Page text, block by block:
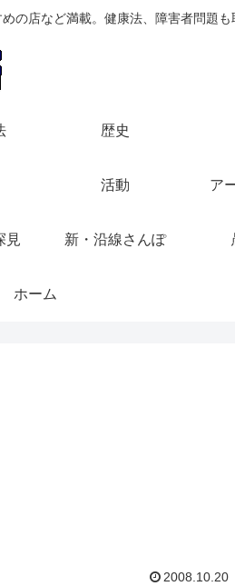
店など満載。健康法、障害者問題も
歴史
活動 ア
見 新・沿線さんぽ
ホーム
2008.10.20